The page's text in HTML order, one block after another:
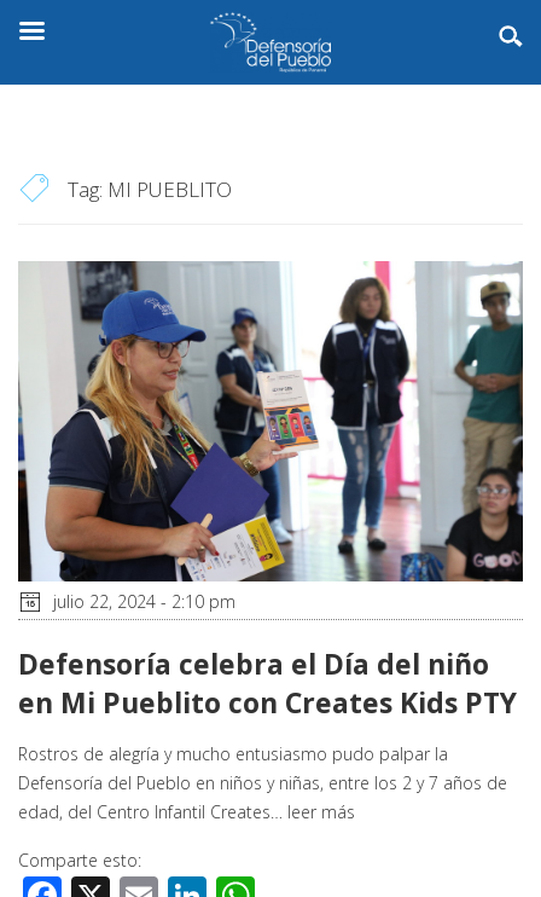
Tag: MI PUEBLITO
julio 22, 2024 - 2:10 pm
Defensoría celebra el Día del niño
en Mi Pueblito con Creates Kids PTY
Rostros de alegría y mucho entusiasmo pudo palpar la
Defensoría del Pueblo en niños y niñas, entre los 2 y 7 años de
edad, del Centro Infantil Creates… leer más
Comparte esto: